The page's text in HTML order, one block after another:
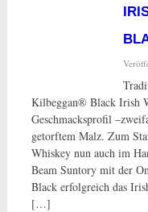
Kilbeggan® Black Irish
Geschmacksprofil
getorftem Malz. Zum
Whiskey nun auch im
Beam Suntory mit der
Black erfolgreich das
[…]